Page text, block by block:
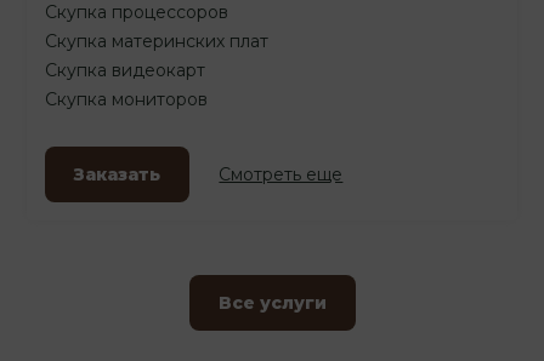
Скупка процессоров
Скупка материнских плат
Скупка видеокарт
Скупка мониторов
Заказать Смотреть еще
Все услуги